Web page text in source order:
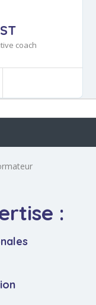
coach
: